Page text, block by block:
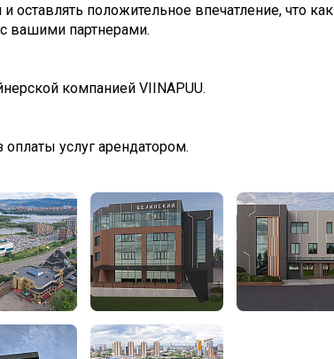
положительное впечатление, что как
вашими партнерами.
компанией VIINAPUU.
услуг арендатором.